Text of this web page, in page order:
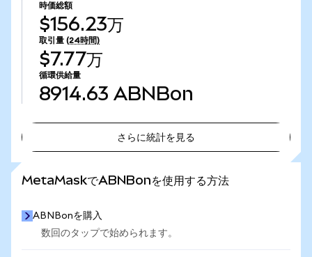
時価総額
$156.23万
取引量 (24時間)
$7.77万
循環供給量
8914.63 ABNBon
さらに統計を見る
MetaMaskでABNBonを使用する方法
ABNBonを購入
数回のタップで始められます。